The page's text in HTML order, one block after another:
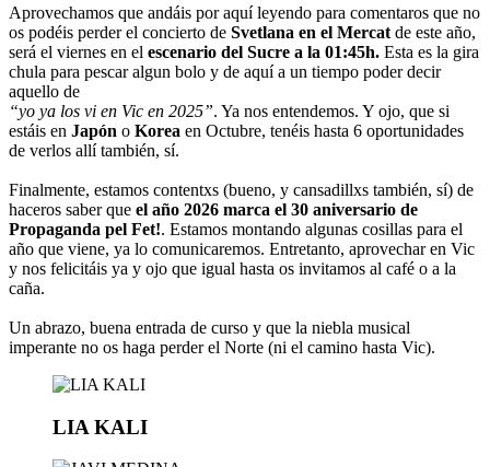
Aprovechamos que andáis por aquí leyendo para comentaros que no
os podéis perder el concierto de Svetlana en el Mercat de este año,
será el viernes en el escenario del Sucre a la 01:45h. Esta es la gira
chula para pescar algun bolo y de aquí a un tiempo poder decir
aquello de
“yo ya los vi en Vic en 2025”. Ya nos entendemos. Y ojo, que si
estáis en Japón o Korea en Octubre, tenéis hasta 6 oportunidades
de verlos allí también, sí.
Finalmente, estamos contentxs (bueno, y cansadillxs también, sí) de
haceros saber que el año 2026 marca el 30 aniversario de
Propaganda pel Fet!. Estamos montando algunas cosillas para el
año que viene, ya lo comunicaremos. Entretanto, aprovechar en Vic
y nos felicitáis ya y ojo que igual hasta os invitamos al café o a la
caña.
Un abrazo, buena entrada de curso y que la niebla musical
imperante no os haga perder el Norte (ni el camino hasta Vic).
LIA KALI